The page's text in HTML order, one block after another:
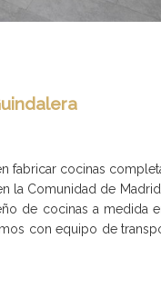
fabricar cocinas
la Comunidad de
de cocinas a medida
con equipo de